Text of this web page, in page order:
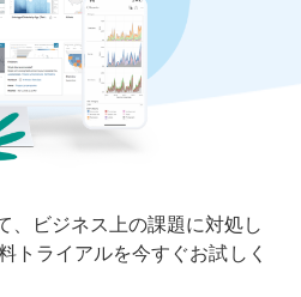
、ビジネス上の課題に対処し
トライアルを今すぐお試しく